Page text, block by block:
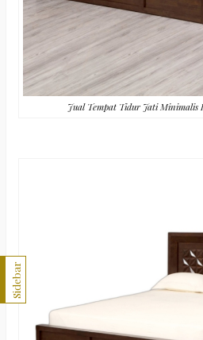
Jual Tempat Tidur Jati Minimalis
Sidebar